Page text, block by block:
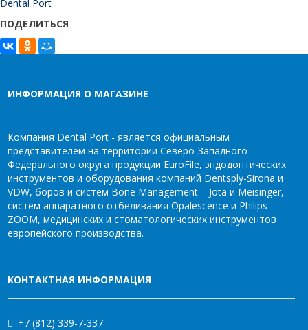
Dental Port
ПОДЕЛИТЬСЯ
ИНФОРМАЦИЯ О МАГАЗИНЕ
Компания Dental Port - является официальным
представителем на территории Северо-Западного
Федерального округа продукции EuroFile, эндодонтических
инструментов и оборудования компаний Dentsply-Sirona и
VDW, боров и систем Bone Management – Jota и Meisinger,
систем аппаратного отбеливания Opalescence и Philips
ZOOM, медицинских и стоматологических инструментов
европейского производства.
КОНТАКТНАЯ ИНФОРМАЦИЯ
+7 (812) 339-7-337